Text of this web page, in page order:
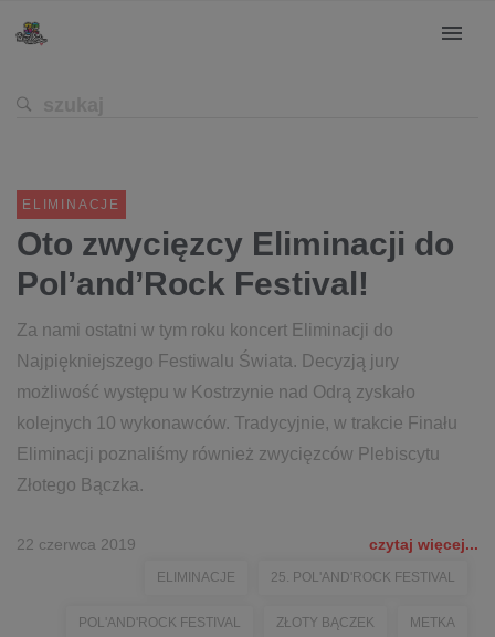
ELIMINACJE
Oto zwycięzcy Eliminacji do
Pol’and’Rock Festival!
Za nami ostatni w tym roku koncert Eliminacji do
Najpiękniejszego Festiwalu Świata. Decyzją jury
możliwość występu w Kostrzynie nad Odrą zyskało
kolejnych 10 wykonawców. Tradycyjnie, w trakcie Finału
Eliminacji poznaliśmy również zwycięzców Plebiscytu
Złotego Bączka.
22 czerwca 2019 czytaj więcej...
ELIMINACJE 25. POL'AND'ROCK FESTIVAL
POL'AND'ROCK FESTIVAL ZŁOTY BĄCZEK METKA